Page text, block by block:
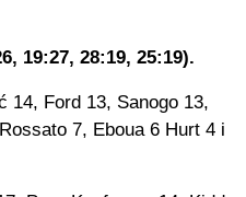
19:27, 28:19, 25:19).
14, Ford 13, Sanogo 13,
7, Eboua 6 Hurt 4 i